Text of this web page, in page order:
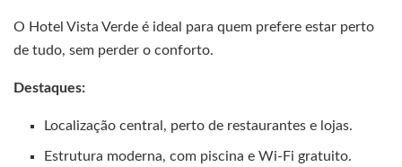
O Hotel Vista Verde é ideal para quem prefere estar perto
de tudo, sem perder o conforto.
Destaques:
Localização central, perto de restaurantes e lojas.
Estrutura moderna, com piscina e Wi-Fi gratuito.